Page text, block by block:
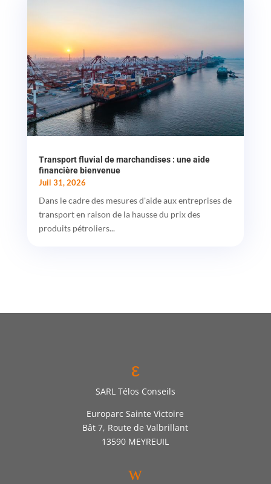
Transport fluvial de marchandises : une aide
financière bienvenue
Juil 31, 2026
Dans le cadre des mesures d'aide aux entreprises de
transport en raison de la hausse du prix des
produits pétroliers...
ε
SARL Télos Conseils
Europarc Sainte Victoire
Bât 7, Route de Valbrillant
13590 MEYREUIL
w